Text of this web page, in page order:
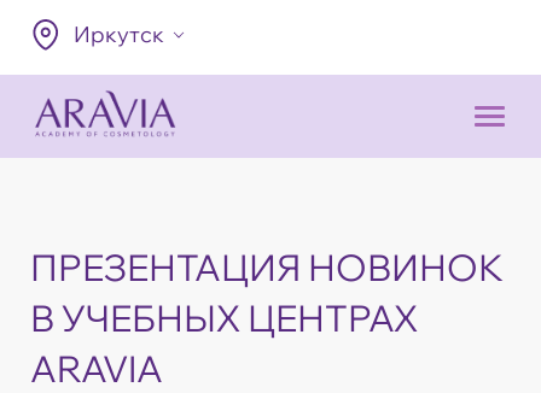
Иркутск
ПРЕЗЕНТАЦИЯ НОВИНОК
В УЧЕБНЫХ ЦЕНТРАХ
ARAVIA